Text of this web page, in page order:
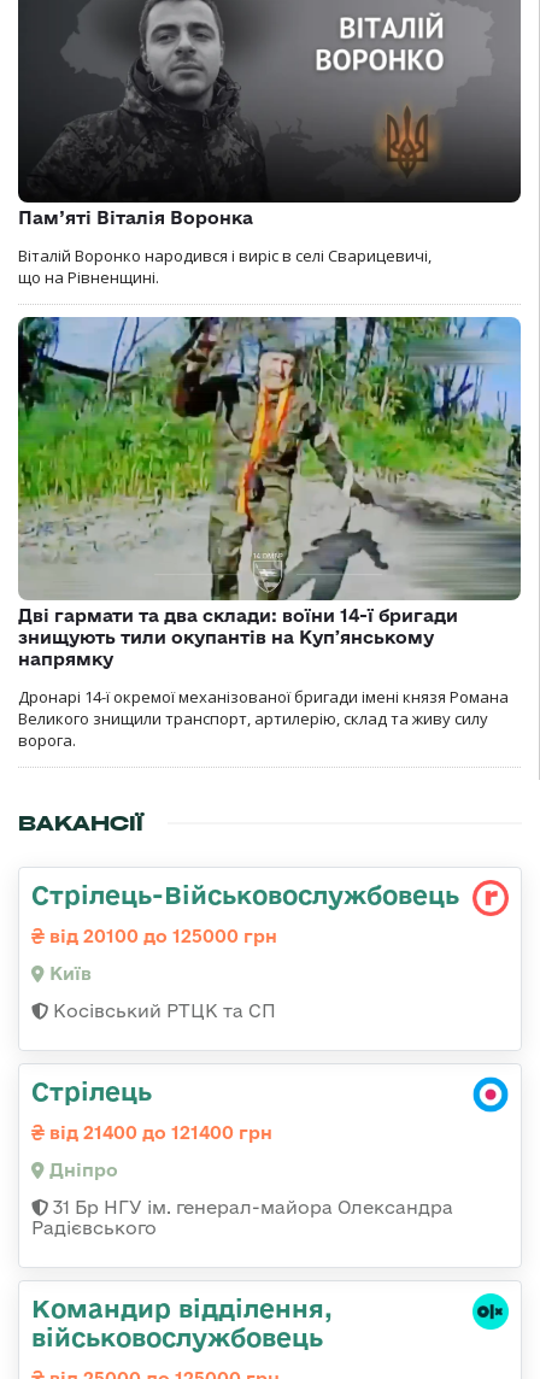
Пам’яті Віталія Воронка
Віталій Воронко народився і виріс в селі Сварицевичі,
що на Рівненщині.
Дві гармати та два склади: воїни 14-ї бригади
знищують тили окупантів на Купʼянському
напрямку
Дронарі 14-ї окремої механізованої бригади імені князя Романа
Великого знищили транспорт, артилерію, склад та живу силу
ворога.
ВАКАНСІЇ
Стрілець-Військовослужбовець
від 20100 до 125000 грн
Київ
Косівський РТЦК та СП
Стрілець
від 21400 до 121400 грн
Дніпро
31 Бр НГУ ім. генерал-майора Олександра
Радієвського
Командир відділення,
військовослужбовець